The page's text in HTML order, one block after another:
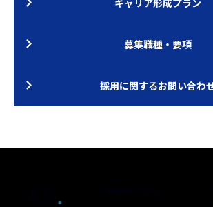
募集職種・要項
採用に関するお問い合わ